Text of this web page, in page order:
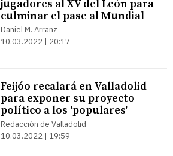
jugadores al XV del León para
culminar el pase al Mundial
Daniel M. Arranz
10.03.2022 | 20:17
Feijóo recalará en Valladolid
para exponer su proyecto
político a los 'populares'
Redacción de Valladolid
10.03.2022 | 19:59